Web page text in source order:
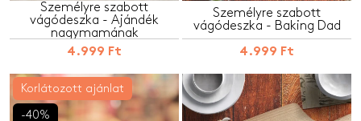
Személyre szabott
vágódeszka - Ajándék
nagymamának
4.999 Ft
Személyre szabott
vágódeszka - Baking Dad
4.999 Ft
Korlátozott ajánlat
-40%